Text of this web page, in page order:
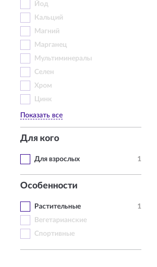
Йод
Кальций
Магний
Марганец
Мультиминералы
Селен
Хром
Цинк
Показать все
Для кого
Для взрослых 1
Особенности
Растительные
1
Вегетарианские
Спортивные